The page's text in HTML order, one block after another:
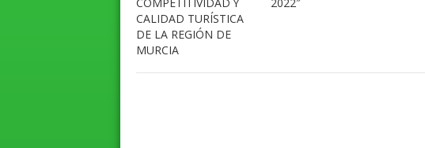
CALIDAD TURÍSTICA
DE LA REGIÓN DE
MURCIA